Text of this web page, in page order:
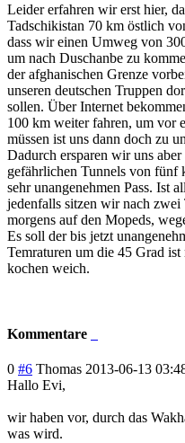
Leider erfahren wir erst hier,
Tadschikistan 70 km östlich
dass wir einen Umweg von
um nach Duschanbe zu
der afghanischen Grenze
unseren deutschen Truppen
sollen. Über Internet
100 km weiter fahren, um vor
müssen ist uns dann doch zu
Dadurch ersparen wir uns
gefährlichen Tunnels von fünf
sehr unangenehmen Pass. Ist
jedenfalls sitzen wir nach
morgens auf den Mopeds,
Es soll der bis jetzt
Temraturen um die 45 Grad
kochen weich.
Kommentare
0 #6 Thomas 2013-06-13
Hallo Evi,
wir haben vor, durch das
was wird.